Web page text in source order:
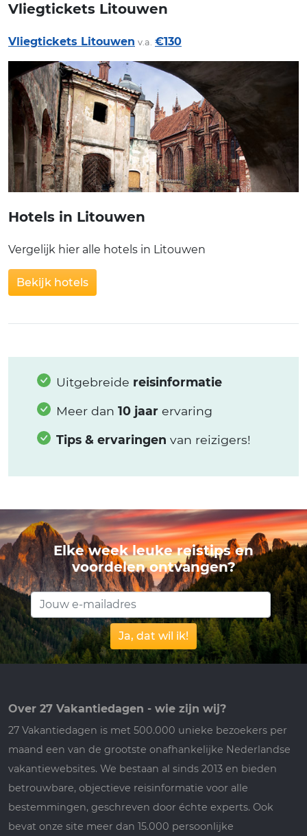
Vliegtickets Litouwen
Vliegtickets Litouwen v.a. €130
Hotels in Litouwen
Vergelijk hier alle hotels in Litouwen
Bekijk hotels
Uitgebreide reisinformatie
Meer dan 10 jaar ervaring
Tips & ervaringen van reizigers!
Elke week leuke reistips en
voordelen ontvangen?
Ja, dat wil ik!
Over 27 Vakantiedagen - wie zijn wij?
27 Vakantiedagen is met 500.000 unieke bezoekers per
maand een van de grootste onafhankelijke Nederlandse
vakantiewebsites. We bestaan al sinds 2013 en bieden
betrouwbare, objectieve reisinformatie voor alle
bestemmingen, geschreven door échte experts. Ook
bevat onze site meer dan 15.000 persoonlijke